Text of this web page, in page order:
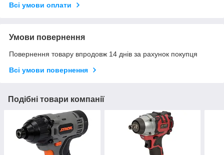
Всі умови оплати
Умови повернення
Повернення товару впродовж 14 днів за рахунок покупця
Всі умови повернення
Подібні товари компанії